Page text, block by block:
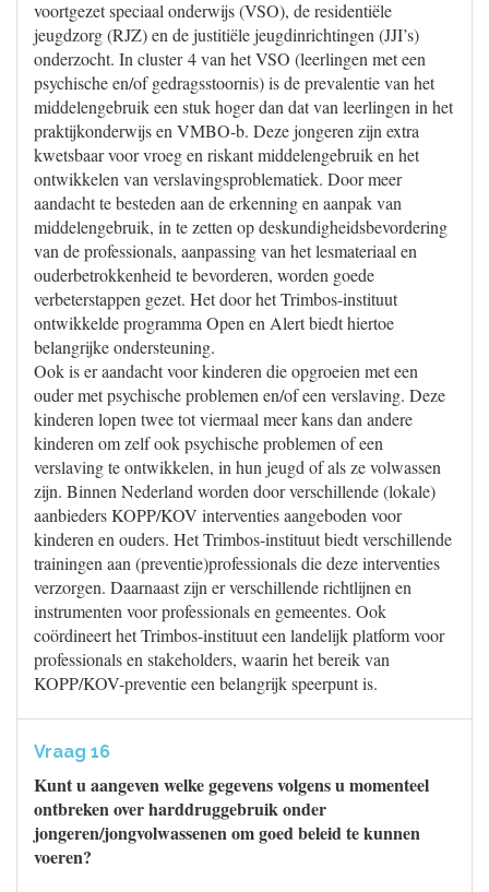
voortgezet speciaal onderwijs (VSO), de residentiële
jeugdzorg (RJZ) en de justitiële jeugdinrichtingen (JJI’s)
onderzocht. In cluster 4 van het VSO (leerlingen met een
psychische en/of gedragsstoornis) is de prevalentie van het
middelengebruik een stuk hoger dan dat van leerlingen in het
praktijkonderwijs en VMBO-b. Deze jongeren zijn extra
kwetsbaar voor vroeg en riskant middelengebruik en het
ontwikkelen van verslavingsproblematiek. Door meer
aandacht te besteden aan de erkenning en aanpak van
middelengebruik, in te zetten op deskundigheidsbevordering
van de professionals, aanpassing van het lesmateriaal en
ouderbetrokkenheid te bevorderen, worden goede
verbeterstappen gezet. Het door het Trimbos-instituut
ontwikkelde programma Open en Alert biedt hiertoe
belangrijke ondersteuning.
Ook is er aandacht voor kinderen die opgroeien met een
ouder met psychische problemen en/of een verslaving. Deze
kinderen lopen twee tot viermaal meer kans dan andere
kinderen om zelf ook psychische problemen of een
verslaving te ontwikkelen, in hun jeugd of als ze volwassen
zijn. Binnen Nederland worden door verschillende (lokale)
aanbieders KOPP/KOV interventies aangeboden voor
kinderen en ouders. Het Trimbos-instituut biedt verschillende
trainingen aan (preventie)professionals die deze interventies
verzorgen. Daarnaast zijn er verschillende richtlijnen en
instrumenten voor professionals en gemeentes. Ook
coördineert het Trimbos-instituut een landelijk platform voor
professionals en stakeholders, waarin het bereik van
KOPP/KOV-preventie een belangrijk speerpunt is.
Vraag 16
Kunt u aangeven welke gegevens volgens u momenteel
ontbreken over harddruggebruik onder
jongeren/jongvolwassenen om goed beleid te kunnen
voeren?